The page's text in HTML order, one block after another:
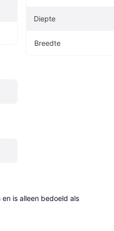
Diepte
Breedte
is alleen bedoeld als